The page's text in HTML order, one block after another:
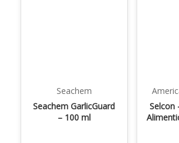
Seachem
Seachem GarlicGuard
– 100 ml
Selcon